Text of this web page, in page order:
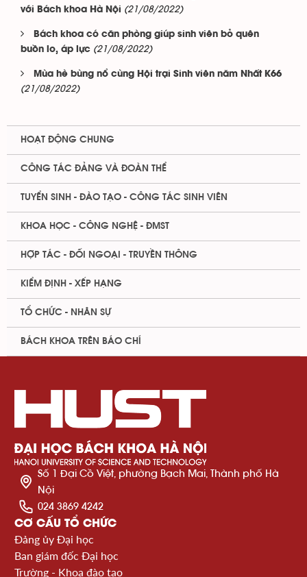
với Bách khoa Hà Nội (21/08/2022)
Bách khoa có căn phòng giúp sinh viên bỏ quên
buồn lo, áp lực (21/08/2022)
Mùa hè bùng nổ cùng Hội trại Sinh viên năm Nhất K66
(21/08/2022)
HOẠT ĐỘNG CHUNG
CÔNG TÁC ĐẢNG VÀ ĐOÀN THỂ
TUYỂN SINH - ĐÀO TẠO - CÔNG TÁC SINH VIÊN
KHOA HỌC - CÔNG NGHỆ - ĐMST
HỢP TÁC - ĐỐI NGOẠI - TRUYỀN THÔNG
KIỂM ĐỊNH - XẾP HẠNG
TỔ CHỨC - NHÂN SỰ
BÁCH KHOA TRÊN BÁO CHÍ
Số 1 Đại Cồ Việt, phường Bạch Mai, Thành phố Hà
Nội
024 3869 4242
CƠ CẤU TỔ CHỨC
Đảng ủy Đại học
Ban giám đốc Đại học
Trường - Khoa đào tạo